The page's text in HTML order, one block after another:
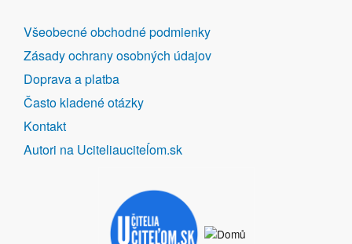
DALŠÍ
ODKAZY
Všeobecné obchodné podmienky
Zásady ochrany osobných údajov
Doprava a platba
Často kladené otázky
Kontakt
Autori na Uciteliauciteĺom.sk